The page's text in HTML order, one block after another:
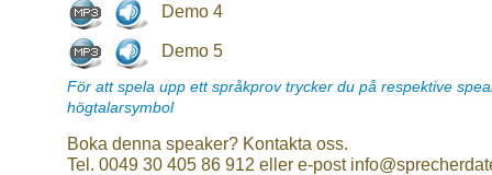
Demo 4
Demo 5
För att spela upp ett språkprov trycker du på respektive
högtalarsymbol
Boka denna speaker? Kontakta oss.
Tel. 0049 30 405 86 912 eller e-post